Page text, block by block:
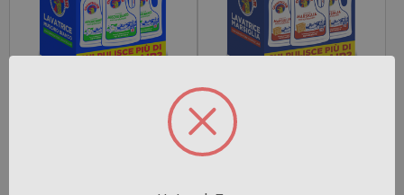
Rif:113374
EAN: 8015194531393
Chanteclair Detersivo Liqui